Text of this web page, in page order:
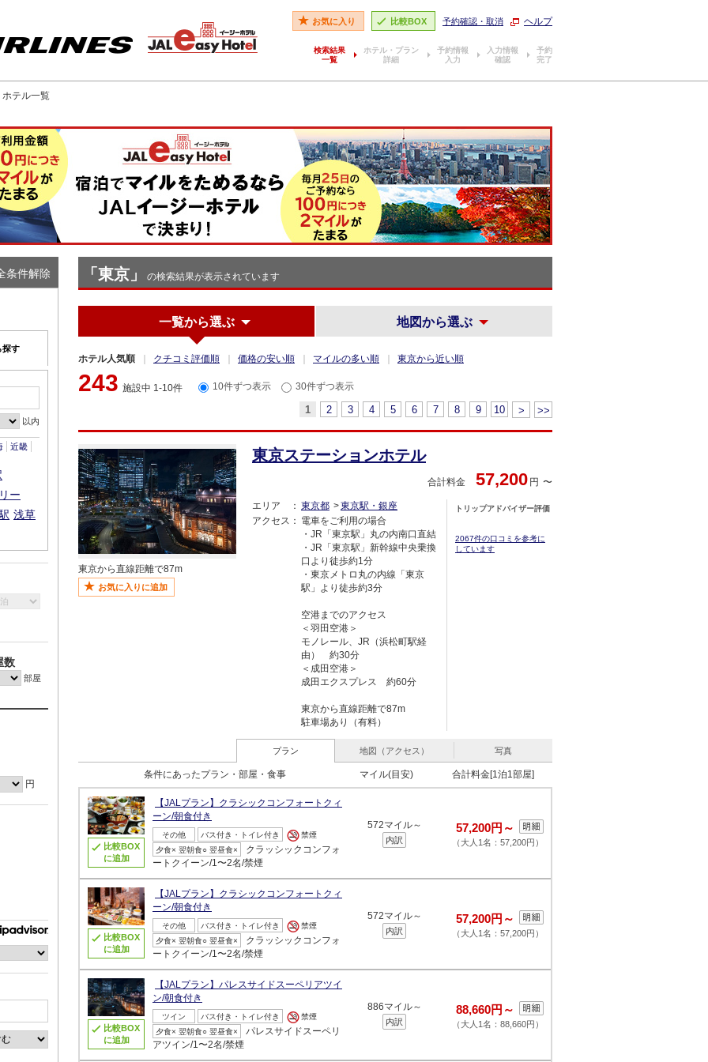
お気に入り 比較BOX 予約確認・取消 ヘルプ
検索結果
一覧
ホテル・プラン
詳細
予約情報
入力
入力情報
確認
予約
完了
テル一覧
「東京」 の検索結果が表示されています
一覧から選ぶ 地図から選ぶ
ホテル人気順 クチコミ評価順 価格の安い順 マイルの多い順 東京から近い順
243 施設中 1-10件 10件ずつ表示 30件ずつ表示
1 2 3 4 5 6 7 8 9 10 > >>
東京ステーションホテル
合計料金 57,200 円
エリア 東京都
東京駅・銀座
アクセス
電車をご利用の場合
・JR「東京駅」丸の内南口直結
・JR「東京駅」新幹線中央乗換
口より徒歩約1分
・東京メトロ丸の内線「東京
駅」より徒歩約3分
空港までのアクセス
＜羽田空港＞
モノレール、JR（浜松町駅経
由） 約30分
＜成田空港＞
成田エクスプレス 約60分
東京から直線距離で87m
駐車場あり（有料）
トリップアドバイザー評価
2067件の口コミを参考に
しています
東京から直線距離で87m
お気に入りに追加
プラン 地図（アクセス） 写真
条件にあったプラン・部屋・食事 マイル(目安) 合計料金[1泊1部屋]
比較BOX
に追加
【JALプラン】クラシックコンフォートクィ
ーン/朝食付き
その他 バス付き・トイレ付き
禁煙
夕食× 翌朝食○ 翌昼食×
クラッシックコンフォ
ートクイーン/1〜2名/禁煙
572マイル～
内訳
57,200円～
（大人1名：57,200円）
比較BOX
に追加
【JALプラン】クラシックコンフォートクィ
ーン/朝食付き
その他 バス付き・トイレ付き
禁煙
夕食× 翌朝食○ 翌昼食×
クラッシックコンフォ
ートクイーン/1〜2名/禁煙
572マイル～
内訳
57,200円～
（大人1名：57,200円）
比較BOX
に追加
【JALプラン】パレスサイドスーペリアツイ
ン/朝食付き
ツイン バス付き・トイレ付き
禁煙
夕食× 翌朝食○ 翌昼食×
パレスサイドスーペリ
アツイン/1〜2名/禁煙
886マイル～
内訳
88,660円～
（大人1名：88,660円）
条件解除
探す
以内
近畿
ー
浅草
数
部屋
円